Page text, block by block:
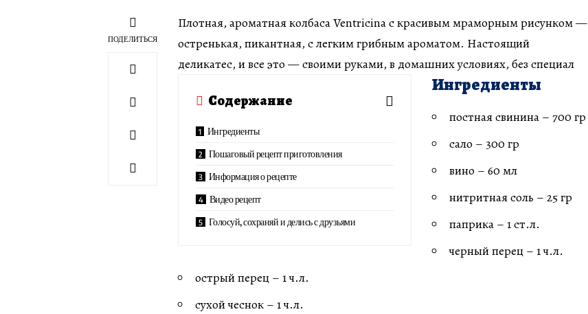
ПОДЕЛИТЬСЯ
Плотная, ароматная колбаса Ventricina с красивым мраморным рисунком —
остренькая, пикантная, с легким грибным ароматом. Настоящий
деликатес, и все это — своими руками, в домашних условиях, без специал
Содержание
Ингредиенты
Пошаговый рецепт приготовления
Информация о рецепте
Видео рецепт
Голосуй, сохраняй и делись с друзьями
Ингредиенты
постная свинина – 700 гр
сало – 300 гр
вино – 60 мл
нитритная соль – 25 гр
паприка – 1 ст.л.
черный перец – 1 ч.л.
острый перец – 1 ч.л.
сухой чеснок – 1 ч.л.